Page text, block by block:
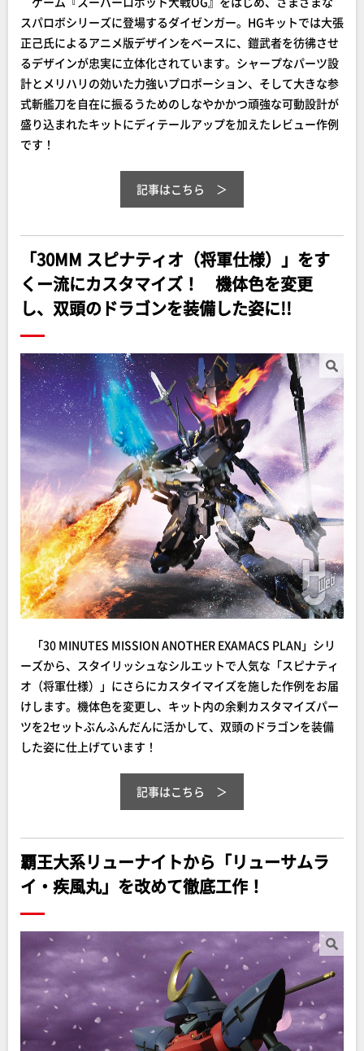
スパロボシリーズに登場するダイゼンガー。HGキットでは大張
正己氏によるアニメ版デザインをベースに、鎧武者を彷彿させ
るデザインが忠実に立体化されています。シャープなパーツ設
計とメリハリの効いた力強いプロポーション、そして大きな参
式斬艦刀を自在に振るうためのしなやかかつ頑強な可動設計が
盛り込まれたキットにディテールアップを加えたレビュー作例
です！
記事はこちら
「30MM スピナティオ（将軍仕様）」をす
くー流にカスタマイズ！ 機体色を変更
し、双頭のドラゴンを装備した姿に!!
「30 MINUTES MISSION ANOTHER EXAMACS PLAN」シリ
ーズから、スタイリッシュなシルエットで人気な「スピナティ
オ（将軍仕様）」にさらにカスタイマイズを施した作例をお届
けします。機体色を変更し、キット内の余剰カスタマイズパー
ツを2セットぶんふんだんに活かして、双頭のドラゴンを装備
した姿に仕上げています！
記事はこちら
覇王大系リューナイトから「リューサムラ
イ・疾風丸」を改めて徹底工作！